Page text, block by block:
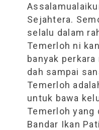
Sejahtera.
selalu dalam
Temerloh ni
banyak perkara
dah sampai
Temerloh
untuk bawa
Temerloh yang
Bandar Ikan